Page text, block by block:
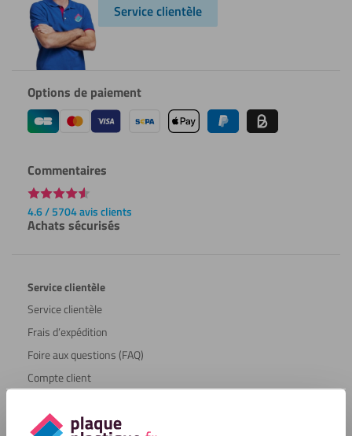
Service clientèle
Options de paiement
Commentaires
4.6 / 5704 avis clients
Achats sécurisés
Service clientèle
Service clientèle
Frais d’expédition
Foire aux questions (FAQ)
Compte client
Conseils & inspiration